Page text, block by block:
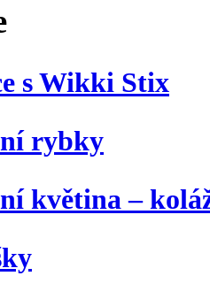
s Wikki Stix
rybky
květina –